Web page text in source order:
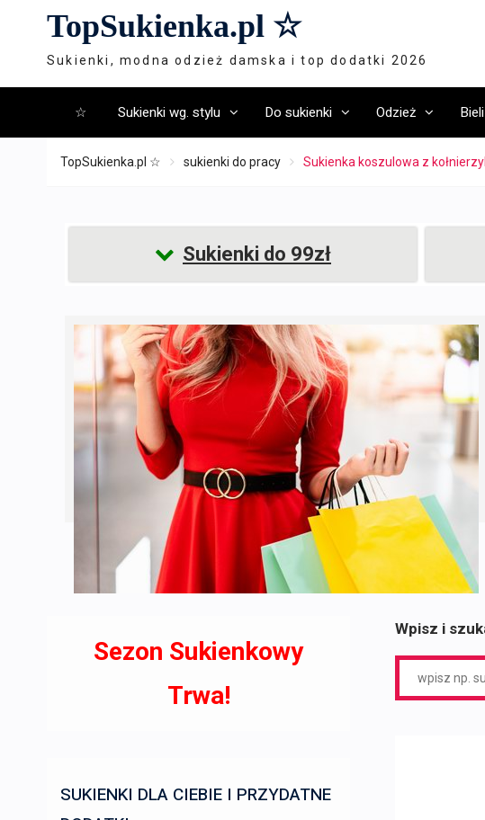
TopSukienka.pl ☆
Sukienki, modna odzież damska i top dodatki 2026
☆ Sukienki wg. stylu Do sukienki Odzież
TopSukienka.pl ☆ sukienki do pracy Sukienka koszulowa z
Sukienki do 99zł
Wpisz i
Sezon Sukienkowy
Trwa!
SUKIENKI DLA CIEBIE I PRZYDATNE